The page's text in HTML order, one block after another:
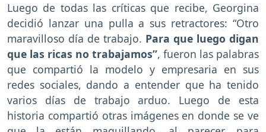
Luego de todas las críticas que recibe, Georgina
decidió lanzar una pulla a sus retractores: “Otro
maravilloso día de trabajo. Para que luego digan
que las ricas no trabajamos”, fueron las palabras
que compartió la modelo y empresaria en sus
redes sociales, dando a entender que ha tenido
varios días de trabajo arduo. Luego de esta
historia compartió otras imágenes en donde se ve